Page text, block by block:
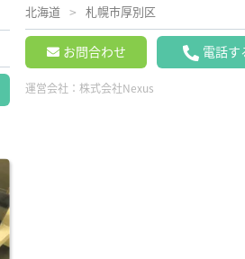
北海道 札幌市厚別区
お問合わせ 電話す
運営会社：株式会社Nexus